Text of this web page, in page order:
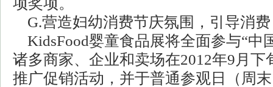
项奖项。
G.营造妇幼消费节庆氛围，引导消
KidsFood婴童食品展将全面参与“中
诸多商家、企业和卖场在2012年9月下
推广促销活动，并于普通参观日（周